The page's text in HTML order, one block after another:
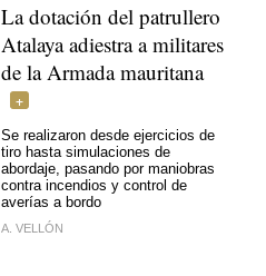
La dotación del patrullero
Atalaya adiestra a militares
de la Armada mauritana
Se realizaron desde ejercicios de
tiro hasta simulaciones de
abordaje, pasando por maniobras
contra incendios y control de
averías a bordo
A. VELLÓN